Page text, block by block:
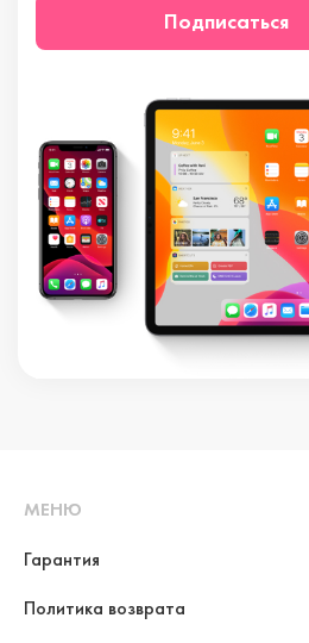
Подписаться
МЕНЮ
Гарантия
Политика возврата